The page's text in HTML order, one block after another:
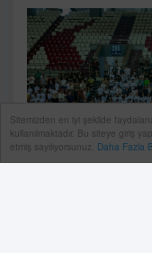
Sitemizden en iyi şekilde
kullanılmaktadır. Bu siteye giriş
etmiş sayılıyorsunuz. Daha Fazla